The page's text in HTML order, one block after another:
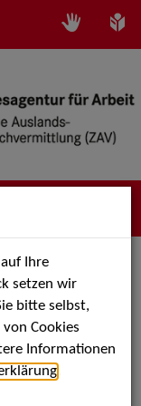
als PDF speichern
Ihre
setzen wir
bitte selbst,
Cookies
Informationen